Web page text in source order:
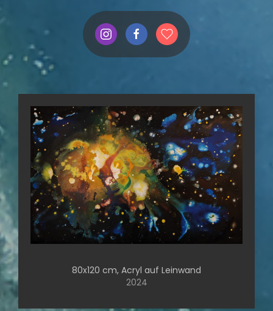
80x120 cm, Acryl auf Leinwand
2024